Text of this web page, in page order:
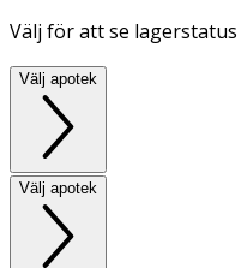
Välj för att se lagerstatus
Välj apotek
Välj apotek